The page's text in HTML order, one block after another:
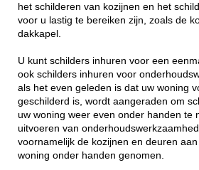
het schilderen van kozijnen en het
voor u lastig te bereiken zijn, zoals de
dakkapel.
U kunt schilders inhuren voor een
ook schilders inhuren voor
als het even geleden is dat uw woning
geschilderd is, wordt aangeraden om
uw woning weer even onder handen te
uitvoeren van
voornamelijk de kozijnen en deuren
woning onder handen genomen.